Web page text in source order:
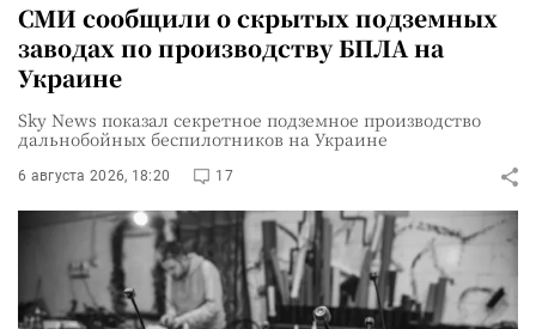
СМИ сообщили о скрытых подземных
заводах по производству БПЛА на
Украине
Sky News показал секретное подземное производство
дальнобойных беспилотников на Украине
6 августа 2026, 18:20 17